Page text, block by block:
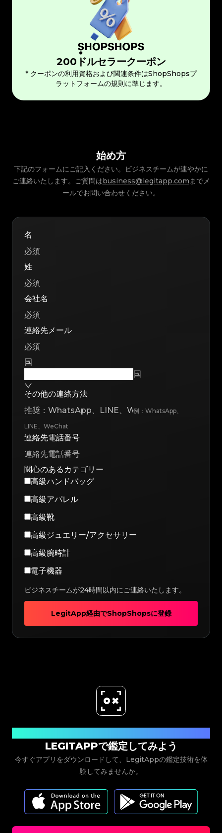
200ドルセラークーポン
* クーポンの利用資格および関連条件はShopShopsプ
ラットフォームの規則に準じます。
始め方
下記のフォームにご記入ください。ビジネスチームが速やかに
ご連絡いたします。ご質問はbusiness@legitapp.comまでメ
ールでお問い合わせください。
名
姓
会社名
連絡先メール
国
国
その他の連絡方法
例：WhatsApp、
LINE、WeChat
連絡先電話番号
関心のあるカテゴリー
高級ハンドバッグ
高級アパレル
高級靴
高級ジュエリー/アクセサリー
高級腕時計
電子機器
ビジネスチームが24時間以内にご連絡いたします。
LegitApp経由でShopShopsに登録
LEGITAPPで鑑定してみよう
今すぐアプリをダウンロードして、LegitAppの鑑定技術を体
験してみませんか。